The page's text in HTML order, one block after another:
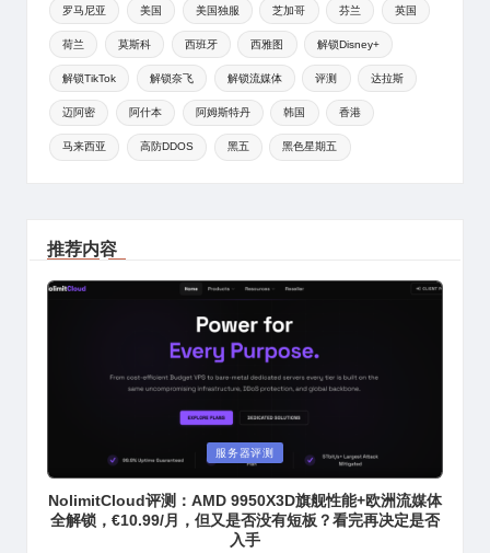
罗马尼亚 美国 美国独服 芝加哥 芬兰 英国
荷兰 莫斯科 西班牙 西雅图 解锁Disney+
解锁TikTok 解锁奈飞 解锁流媒体 评测 达拉斯
迈阿密 阿什本 阿姆斯特丹 韩国 香港
马来西亚 高防DDOS 黑五 黑色星期五
推荐内容
Posted
in
服务器评测
NolimitCloud评测：AMD 9950X3D旗舰性能+欧洲流媒体
全解锁，€10.99/月，但又是否没有短板？看完再决定是否
入手